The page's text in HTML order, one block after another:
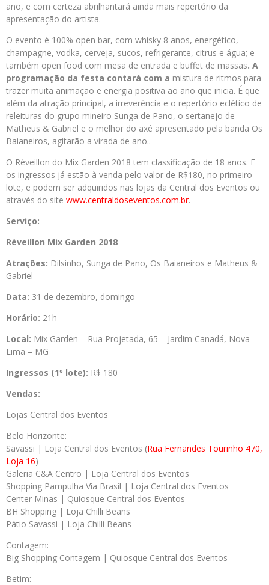
ano, e com certeza abrilhantará ainda mais repertório da
apresentação do artista.
O evento é 100% open bar, com whisky 8 anos, energético,
champagne, vodka, cerveja, sucos, refrigerante, citrus e água; e
também open food com mesa de entrada e buffet de massas. A
programação da festa contará com a mistura de ritmos para
trazer muita animação e energia positiva ao ano que inicia. É que
além da atração principal, a irreverência e o repertório eclético de
releituras do grupo mineiro Sunga de Pano, o sertanejo de
Matheus & Gabriel e o melhor do axé apresentado pela banda Os
Baianeiros, agitarão a virada de ano..
O Réveillon do Mix Garden 2018 tem classificação de 18 anos. E
os ingressos já estão à venda pelo valor de R$180, no primeiro
lote, e podem ser adquiridos nas lojas da Central dos Eventos ou
através do site www.centraldoseventos.com.br.
Serviço:
Réveillon Mix Garden 2018
Atrações: Dilsinho, Sunga de Pano, Os Baianeiros e Matheus &
Gabriel
Data: 31 de dezembro, domingo
Horário: 21h
Local: Mix Garden – Rua Projetada, 65 – Jardim Canadá, Nova
Lima – MG
Ingressos (1º lote): R$ 180
Vendas:
Lojas Central dos Eventos
Belo Horizonte:
Savassi | Loja Central dos Eventos (Rua Fernandes Tourinho 470,
Loja 16)
Galeria C&A Centro | Loja Central dos Eventos
Shopping Pampulha Via Brasil | Loja Central dos Eventos
Center Minas | Quiosque Central dos Eventos
BH Shopping | Loja Chilli Beans
Pátio Savassi | Loja Chilli Beans
Contagem:
Big Shopping Contagem | Quiosque Central dos Eventos
Betim: